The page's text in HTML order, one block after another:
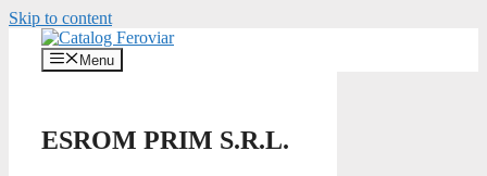
Skip to content
Menu
ESROM PRIM S.R.L.